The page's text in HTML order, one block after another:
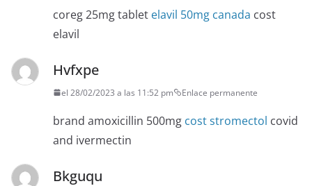
coreg 25mg tablet elavil 50mg canada cost
elavil
Hvfxpe
el 28/02/2023 a las 11:52 pm Enlace permanente
brand amoxicillin 500mg cost stromectol covid
and ivermectin
Bkguqu